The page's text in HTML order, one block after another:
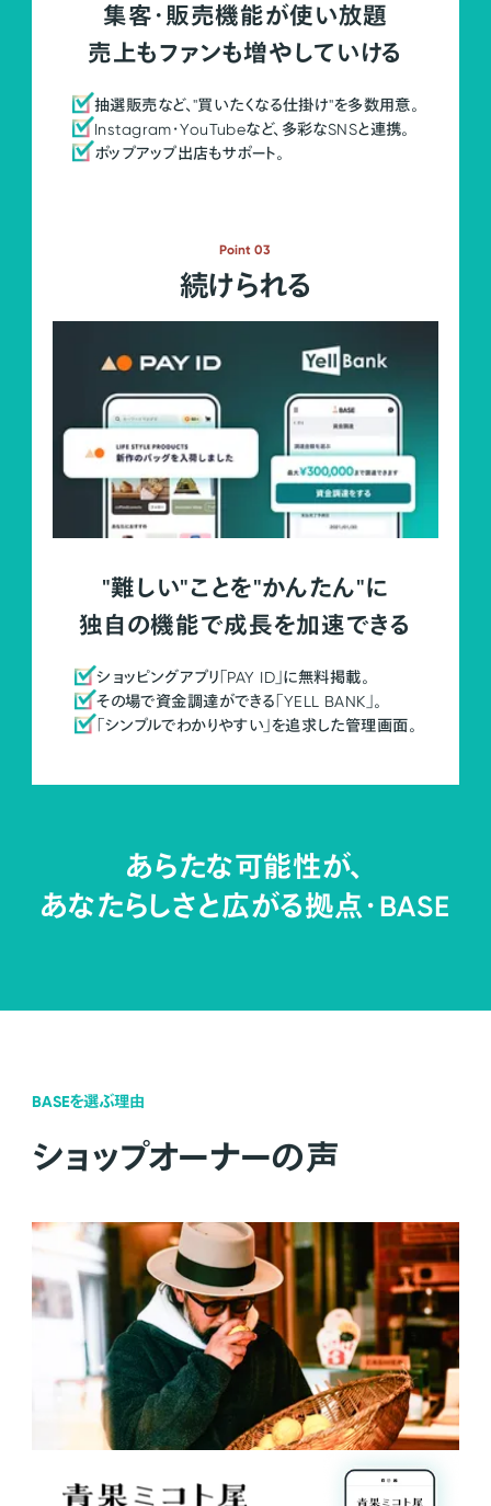
集客・販売機能が使い放題
売上もファンも増やしていける
抽選販売など、"買いたくなる仕掛け"を多数用意。
Instagram・YouTubeなど、多彩なSNSと連携。
ポップアップ出店もサポート。
Point 03
続けられる
"難しい"ことを"かんたん"に
独自の機能で成長を加速できる
ショッピングアプリ「PAY ID」に無料掲載。
その場で資金調達ができる「YELL BANK」。
「シンプルでわかりやすい」を追求した管理画面。
あらたな可能性が、
あなたらしさと広がる拠点・BASE
BASEを選ぶ理由
ショップオーナーの声